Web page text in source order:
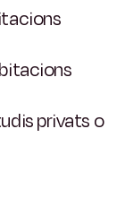
privats o